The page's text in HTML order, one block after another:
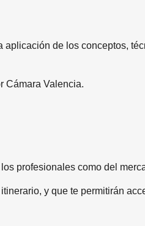
aplicación de los conceptos,
Cámara Valencia.
profesionales como del
y que te permitirán